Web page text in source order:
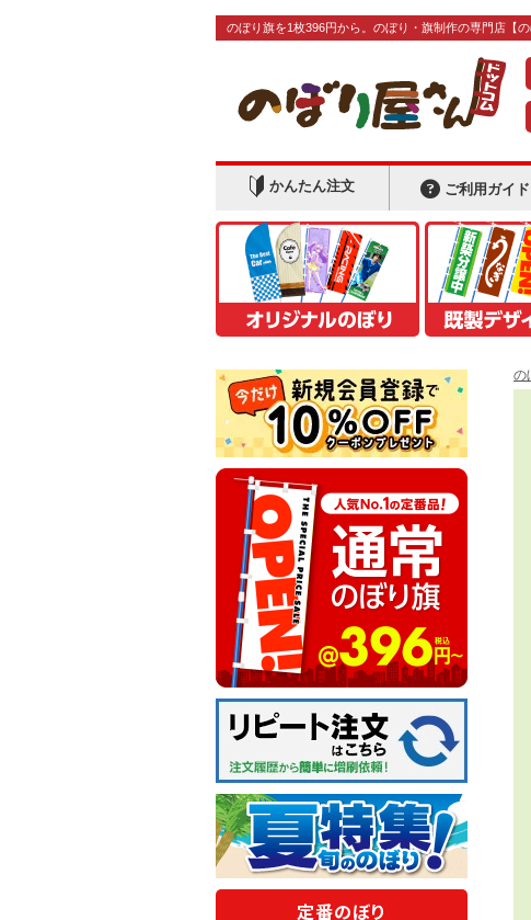
のぼり旗を1枚396円から。のぼり・旗制作の専門店 【
かんたん注文 ご利用ガイド
の
定番のぼり